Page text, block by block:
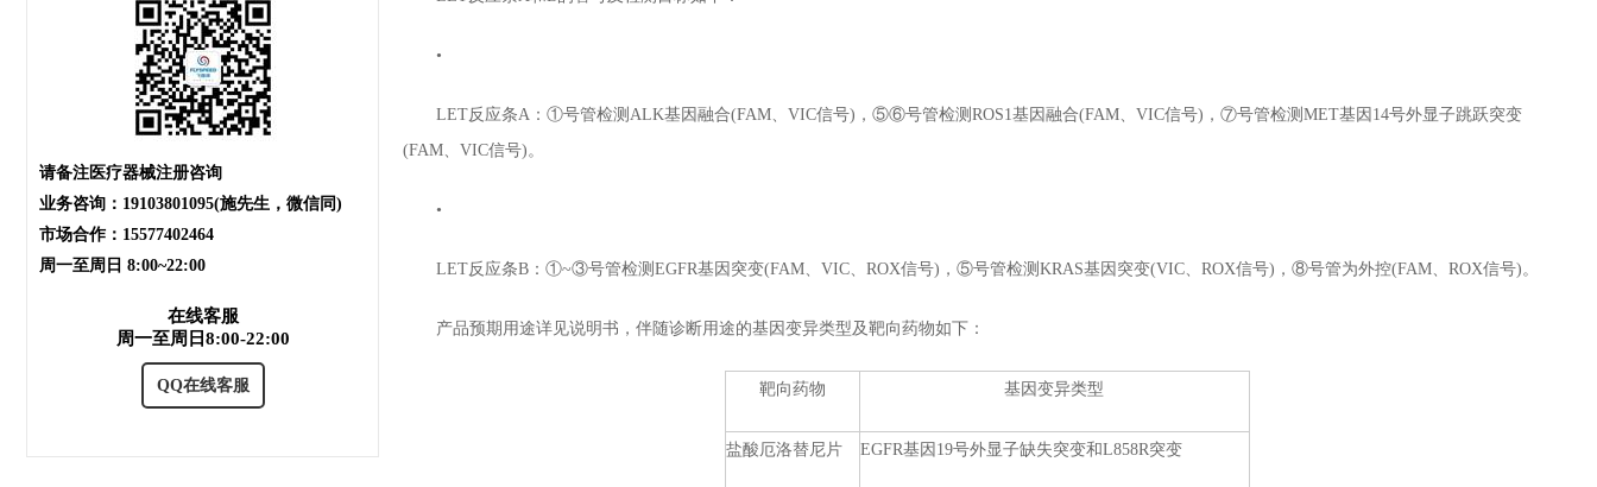
请备注医疗器械注册咨询
业务咨询：19103801095(施先生，微信同)
市场合作：15577402464
周一至周日 8:00~22:00
在线客服
周一至周日8:00-22:00
QQ在线客服
•
LET反应条A：①号管检测ALK基因融合(FAM、VIC信号)，⑤⑥号管检测ROS1基因融合(FAM、VIC信号)，⑦号管检测MET基因14号外显子跳跃突变
(FAM、VIC信号)。
•
LET反应条B：①~③号管检测EGFR基因突变(FAM、VIC、ROX信号)，⑤号管检测KRAS基因突变(VIC、ROX信号)，⑧号管为外控(FAM、ROX信号)。
产品预期用途详见说明书，伴随诊断用途的基因变异类型及靶向药物如下：
靶向药物 基因变异类型
盐酸厄洛替尼片 EGFR基因19号外显子缺失突变和L858R突变